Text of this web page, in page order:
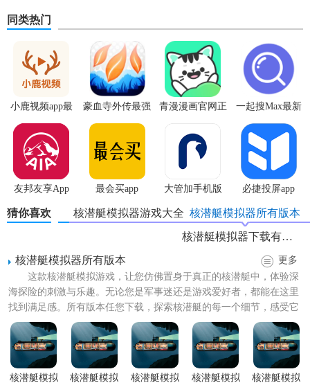
同类热门
小鹿视频app最
新版
豪血寺外传最强
传说无限血版
青漫漫画官网正
一起搜Max最新
版
友邦友享App 最会买app 大管加手机版 必捷投屏app
猜你喜欢 核潜艇模拟器所有版本
核潜艇模拟器游戏大全
核潜艇模拟器下载有哪些
核潜艇模拟器所有版本
更多
这款核潜艇模拟游戏，让您仿佛置身于真正的核潜艇中，体验深
海探险的刺激与乐趣。无论您是军事迷还是游戏爱好者，都能在这里
找到满足感。所有版本任您下载，探索核潜艇的每一个细节，感受它
的威力和神秘。最新版更是...
核潜艇模拟
核潜艇模拟
核潜艇模拟
核潜艇模拟
核潜艇模拟